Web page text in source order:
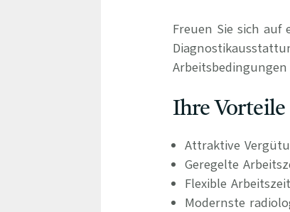
Freuen Sie sich
Ihre
Attraktive
Geregelte
Flexible
Modernste